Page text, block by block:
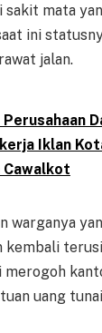
sakit mata
ini
jalan.
Perusahaan
Iklan
Cawalkot
warganya
kembali
merogoh
uang